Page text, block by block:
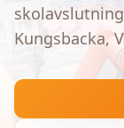
Kungsbacka,